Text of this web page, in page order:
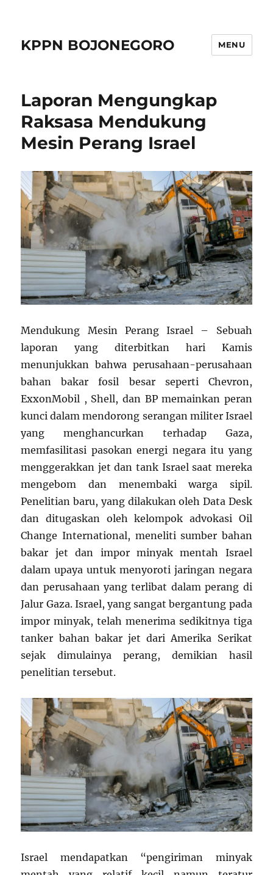
KPPN BOJONEGORO MENU
Laporan Mengungkap
Raksasa Mendukung
Mesin Perang Israel
Mendukung Mesin Perang Israel – Sebuah
laporan yang diterbitkan hari Kamis
menunjukkan bahwa perusahaan-perusahaan
bahan bakar fosil besar seperti Chevron,
ExxonMobil , Shell, dan BP memainkan peran
kunci dalam mendorong serangan militer Israel
yang menghancurkan terhadap Gaza,
memfasilitasi pasokan energi negara itu yang
menggerakkan jet dan tank Israel saat mereka
mengebom dan menembaki warga sipil.
Penelitian baru, yang dilakukan oleh Data Desk
dan ditugaskan oleh kelompok advokasi Oil
Change International, meneliti sumber bahan
bakar jet dan impor minyak mentah Israel
dalam upaya untuk menyoroti jaringan negara
dan perusahaan yang terlibat dalam perang di
Jalur Gaza. Israel, yang sangat bergantung pada
impor minyak, telah menerima sedikitnya tiga
tanker bahan bakar jet dari Amerika Serikat
sejak dimulainya perang, demikian hasil
penelitian tersebut.
Israel mendapatkan “pengiriman minyak